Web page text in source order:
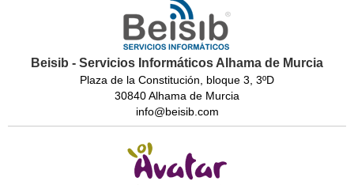
Beisib - Servicios Informáticos Alhama de Murcia
Plaza de la Constitución, bloque 3, 3ºD
30840 Alhama de Murcia
info@beisib.com